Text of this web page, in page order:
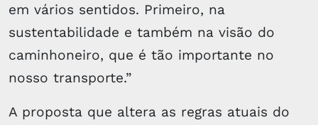
em vários sentidos. Primeiro, na
sustentabilidade e também na visão do
caminhoneiro, que é tão importante no
nosso transporte.”
A proposta que altera as regras atuais do